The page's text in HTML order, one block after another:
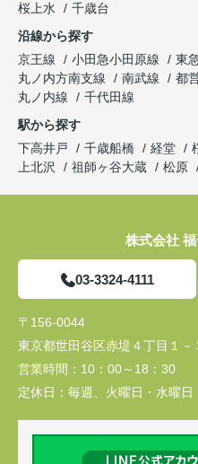
桜上水
千歳台
沿線から探す
京王線
小田急小田原線 東
丸ノ内方南支線
南武線 都
丸ノ内線
千代田線
駅から探す
下高井戸
千歳船橋 経堂
上北沢
祖師ヶ谷大蔵 松原
株式会社
03-3324-4111
〒156-0044
東京都世田谷区赤堤４丁目１－
営業時間： 10：00～18：30
定休日： 毎週、火曜日・水曜日